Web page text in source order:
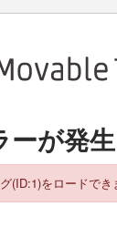
ーが発生
(ID:1)をロードでき